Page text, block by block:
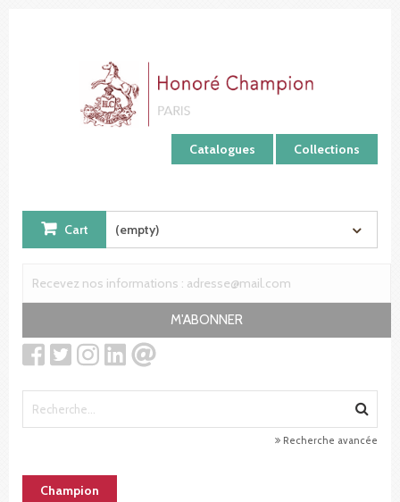
Catalogues Collections
Cart (empty)
M'ABONNER
Recherche avancée
Champion